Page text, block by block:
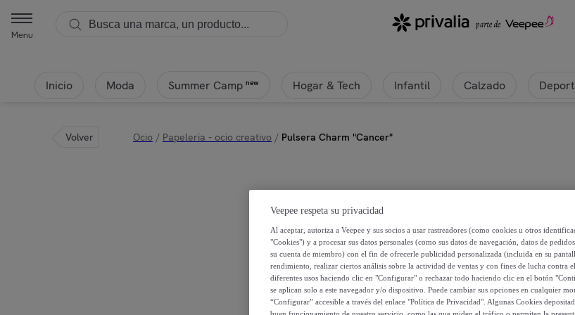
Menu
Inicio Moda Summer Camp new Hogar & Tech Infantil Calzado
Volver Ocio / Papeleria - ocio creativo / Pulsera Charm "Cancer"
Pulsera Charm "Cancer"
2,60 €
6,50 €
Veepee respeta su privacidad
Al aceptar, autoriza a Veepee y sus socios a usar rastreadores (como cookies u otros
"Cookies") y a procesar sus datos personales (como sus datos de navegación, datos de
su cuenta de miembro) con el fin de ofrecerle publicidad personalizada (incluida en su
rendimiento, realizar ciertos análisis sobre la actividad de ventas y con fines de lucha contra
diferentes usos haciendo clic en "Configurar" o rechazar todo haciendo clic en el botón
se aplican solo a este navegador y/o dispositivo. Puede cambiar sus opciones en cualquier
“Configurar” accesible a través del enlace "Política de Privacidad". Algunas Cookies